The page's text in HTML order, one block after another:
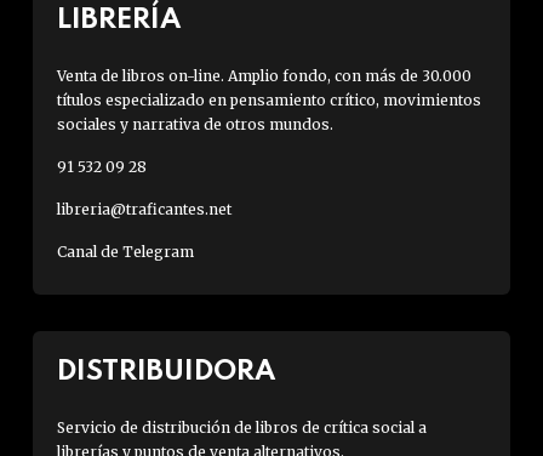
LIBRERÍA
Venta de libros on-line. Amplio fondo, con más de 30.000
títulos especializado en pensamiento crítico, movimientos
sociales y narrativa de otros mundos.
91 532 09 28
libreria@traficantes.net
Canal de Telegram
DISTRIBUIDORA
Servicio de distribución de libros de crítica social a
librerías y puntos de venta alternativos.